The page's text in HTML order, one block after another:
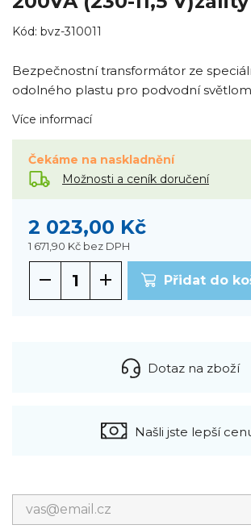
Kód: bvz-310011
Bezpečnostní transformátor ze
odolného plastu pro podvodní
Více informací
Čekáme na naskladnění
Možnosti a ceník doručení
2 023,00 Kč
1 671,90 Kč bez DPH
Přidat do
Dotaz na zboží
Našli jste lepší